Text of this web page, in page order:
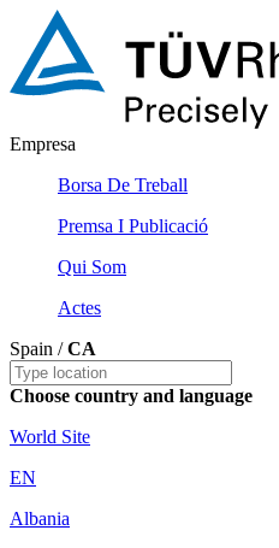
Empresa
Borsa De Treball
Premsa I Publicació
Qui Som
Actes
Spain /CA
Choose country and language
World Site
EN
Albania